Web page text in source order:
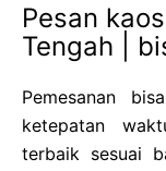
Pesan
Tengah |
Pemesanan
ketepatan
terbaik sesuai